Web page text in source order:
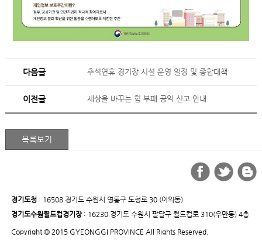
다음글 추석연휴 경기장 시설 운영 일정 및 종합대책
이전글 세상을 바꾸는 힘 부패 공익 신고 안내
경기도청: 16508 경기도 수원시 영통구 도청로 30 (이의동)
경기도수원월드컵경기장: 16230 경기도 수원시 팔달구 월드컵로 310(우만동) 4층
Copyright © 2015 GYEONGGI PROVINCE All Rights Reserved.